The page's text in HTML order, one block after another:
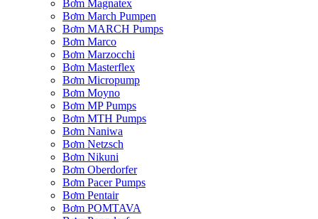
Bơm Magnatex
Bơm March Pumpen
Bơm MARCH Pumps
Bơm Marco
Bơm Marzocchi
Bơm Masterflex
Bơm Micropump
Bơm Moyno
Bơm MP Pumps
Bơm MTH Pumps
Bơm Naniwa
Bơm Netzsch
Bơm Nikuni
Bơm Oberdorfer
Bơm Pacer Pumps
Bơm Pentair
Bơm POMTAVA